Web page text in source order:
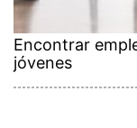
Encontrar
jóvenes